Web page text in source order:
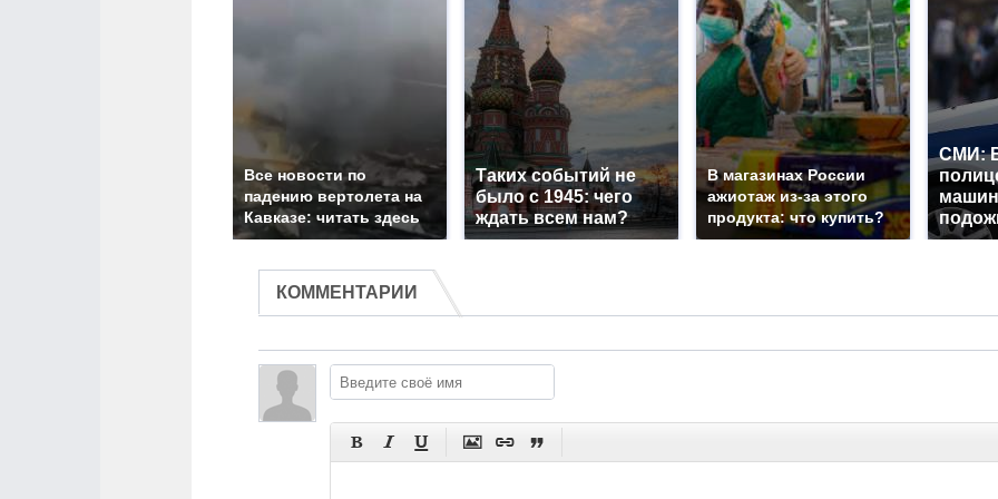
Все новости по
падению вертолета на
Кавказе: читать здесь
Таких событий не
было с 1945: чего
ждать всем нам?
В магазинах России
ажиотаж из-за этого
продукта: что купить?
СМИ:
КОММЕНТАРИИ
     